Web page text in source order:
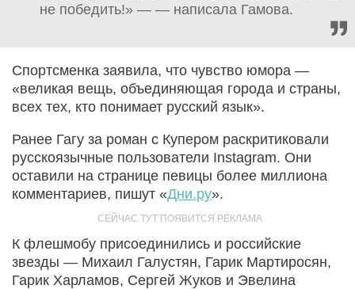
не победить!» — — написала Гамова.
Спортсменка заявила, что чувство юмора —
«великая вещь, объединяющая города и страны,
всех тех, кто понимает русский язык».
Ранее Гагу за роман с Купером раскритиковали
русскоязычные пользователи Instagram. Они
оставили на странице певицы более миллиона
комментариев, пишут «Дни.ру».
К флешмобу присоединились и российские
звезды — Михаил Галустян, Гарик Мартиросян,
Гарик Харламов, Сергей Жуков и Эвелина